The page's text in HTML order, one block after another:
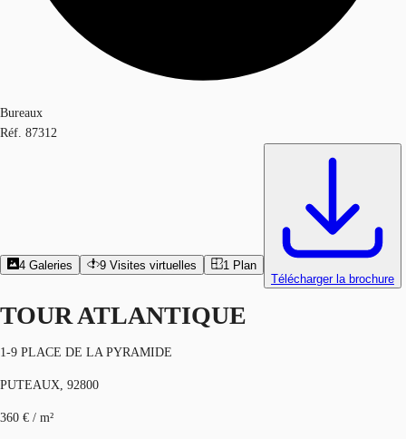
Bureaux
Réf. 87312
4 Galeries 9 Visites virtuelles 1 Plan
Télécharger la brochure
TOUR ATLANTIQUE
1-9 PLACE DE LA PYRAMIDE
PUTEAUX, 92800
360 € / m²